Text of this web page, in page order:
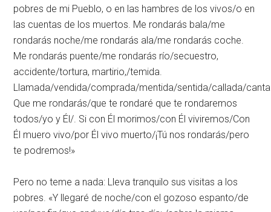
pobres de mi Pueblo, o en las hambres de los vivos/o en
las cuentas de los muertos. Me rondarás bala/me
rondarás noche/me rondarás ala/me rondarás coche.
Me rondarás puente/me rondarás río/secuestro,
accidente/tortura, martirio,/temida.
Llamada/vendida/comprada/mentida/sentida/callada/
Que me rondarás/que te rondaré que te rondaremos
todos/yo y Él/. Si con Él morimos/con Él viviremos/Con
Él muero vivo/por Él vivo muerto/¡Tú nos rondarás/pero
te podremos!»
Pero no teme a nada: Lleva tranquilo sus visitas a los
pobres. «Y llegaré de noche/con el gozoso espanto/de